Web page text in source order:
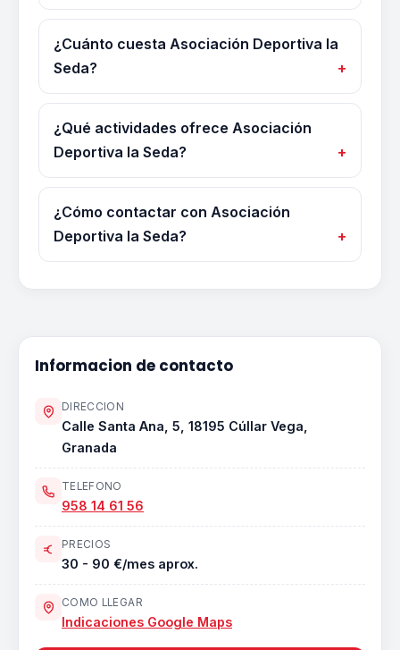
¿Cuánto cuesta Asociación Deportiva la
Seda?
¿Qué actividades ofrece Asociación
Deportiva la Seda?
¿Cómo contactar con Asociación
Deportiva la Seda?
Informacion de contacto
DIRECCION
Calle Santa Ana, 5, 18195 Cúllar Vega,
Granada
TELEFONO
958 14 61 56
PRECIOS
30 - 90 €/mes aprox.
COMO LLEGAR
Indicaciones Google Maps